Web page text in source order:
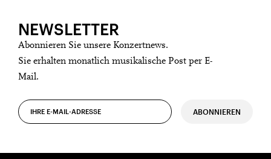
NEWSLETTER
Abonnieren Sie unsere Konzertnews.
Sie erhalten monatlich musikalische Post per E-
Mail.
ABONNIEREN